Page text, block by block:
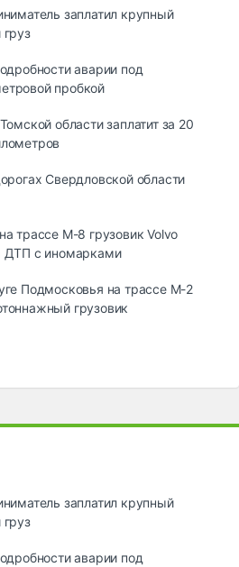
заплатил крупный
аварии под
пробкой
области заплатит за 20
Свердловской области
трассе М-8 грузовик Volvo
ДТП с иномарками
Подмосковья на трассе М-2
грузовик
заплатил крупный
аварии под